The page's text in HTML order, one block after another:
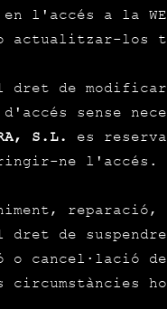
l'accés a la
los
dret de
sense
S.L.
es
ne l'accés.
dret de
cancel·lació
circumstàncies